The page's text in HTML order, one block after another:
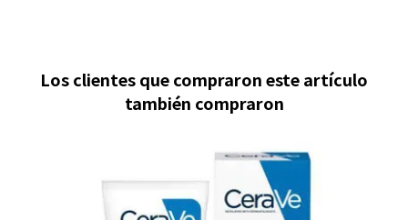
Los clientes que compraron este artículo
también compraron